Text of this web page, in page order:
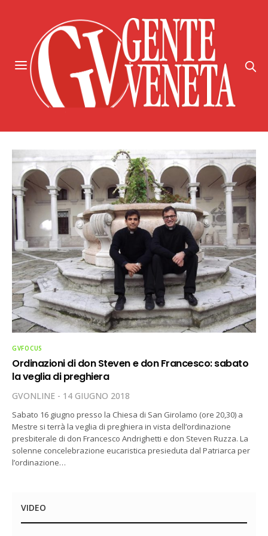
GVFOCUS
Ordinazioni di don Steven e don Francesco: sabato
la veglia di preghiera
GVONLINE 14 GIUGNO 2018
Sabato 16 giugno presso la Chiesa di San Girolamo (ore 20,30) a
Mestre si terrà la veglia di preghiera in vista dell’ordinazione
presbiterale di don Francesco Andrighetti e don Steven Ruzza. La
solenne concelebrazione eucaristica presieduta dal Patriarca per
l’ordinazione…
VIDEO